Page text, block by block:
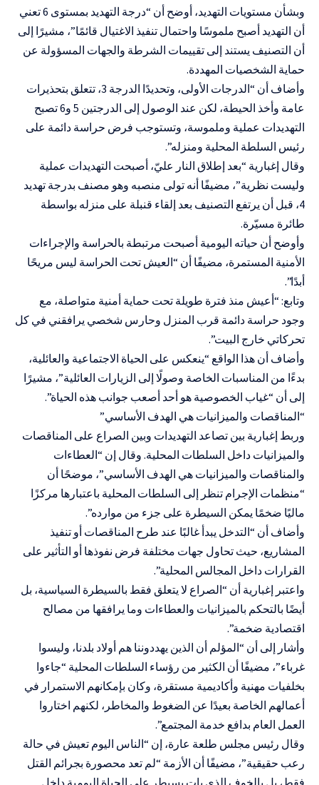
وبشأن مستويات التهديد، أوضح أن “درجة التهديد بمستوى 6 تعني
أن التهديد أصبح ملموسًا واحتمال تنفيذ الاغتيال قائمًا”، مشيرًا إلى
أن التصنيف يستند إلى تقييمات الشرطة والجهات المسؤولة عن
حماية الشخصيات المهددة.
وأضاف أن “الدرجات الأولى، وتحديدًا الدرجة 3، تتعلق بتحذيرات
عامة وأخذ الحيطة، لكن عند الوصول إلى الدرجتين 5 و6 تصبح
التهديدات عملية وملموسة، وتستوجب فرض حراسة دائمة على
رئيس السلطة المحلية ومنزله”.
وقال إغبارية “بعد إطلاق النار عليّ، أصبحت التهديدات عملية
وليست نظرية”، مضيفًا أنه تولى منصبه وهو مصنف بدرجة تهديد
4، قبل أن يرتفع التصنيف بعد إلقاء قنبلة على منزله بواسطة
طائرة مسيّرة.
وأوضح أن حياته اليومية أصبحت مرتبطة بالحراسة والإجراءات
الأمنية المستمرة، مضيفًا أن “العيش تحت الحراسة ليس مريحًا
أبدًا”.
وتابع: “أعيش منذ فترة طويلة تحت حماية أمنية متواصلة، مع
وجود حراسة دائمة قرب المنزل وحارس شخصي يرافقني في كل
تحركاتي خارج البيت”.
وأضاف أن هذا الواقع “ينعكس على الحياة الاجتماعية والعائلية،
بدءًا من المناسبات الخاصة وصولًا إلى الزيارات العائلية”، مشيرًا
إلى أن “غياب الخصوصية هو أحد أصعب جوانب هذه الحياة”.
“المناقصات والميزانيات هي الهدف الأساسي”
وربط إغبارية بين تصاعد التهديدات وبين الصراع على المناقصات
والميزانيات داخل السلطات المحلية. وقال إن “العطاءات
والمناقصات والميزانيات هي الهدف الأساسي”، موضحًا أن
“منظمات الإجرام تنظر إلى السلطات المحلية باعتبارها مركزًا
ماليًا ضخمًا يمكن السيطرة على جزء من موارده”.
وأضاف أن “التدخل يبدأ غالبًا عند طرح المناقصات أو تنفيذ
المشاريع، حيث تحاول جهات مختلفة فرض نفوذها أو التأثير على
القرارات داخل المجالس المحلية”.
واعتبر إغبارية أن “الصراع لا يتعلق فقط بالسيطرة السياسية، بل
أيضًا بالتحكم بالميزانيات والعطاءات وما يرافقها من مصالح
اقتصادية ضخمة”.
وأشار إلى أن “المؤلم أن الذين يهددوننا هم أولاد بلدنا، وليسوا
غرباء”، مضيفًا أن الكثير من رؤساء السلطات المحلية “جاءوا
بخلفيات مهنية وأكاديمية مستقرة، وكان بإمكانهم الاستمرار في
أعمالهم الخاصة بعيدًا عن الضغوط والمخاطر، لكنهم اختاروا
العمل العام بدافع خدمة المجتمع”.
وقال رئيس مجلس طلعة عارة، إن “الناس اليوم تعيش في حالة
رعب حقيقية”، مضيفًا أن الأزمة “لم تعد محصورة بجرائم القتل
فقط، بل بالخوف الذي بات يسيطر على الحياة اليومية داخل